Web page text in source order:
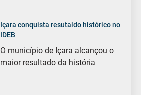
Içara conquista resutaldo histórico no
IDEB
O município de Içara alcançou o
maior resultado da história